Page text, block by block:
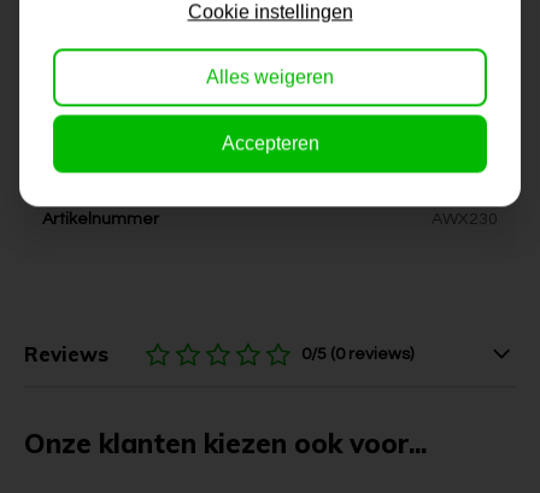
Kleur wit, creme, aardetinten
Levertijd 6-10 werkdagen
Artikelnummer AWX230
Reviews 0/5 (0 reviews)
Onze klanten kiezen ook voor...
Cookie instellingen
Alles weigeren
Accepteren